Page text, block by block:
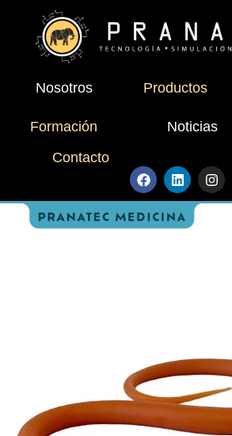
Nosotros Productos
Formación
Noticias
Contacto